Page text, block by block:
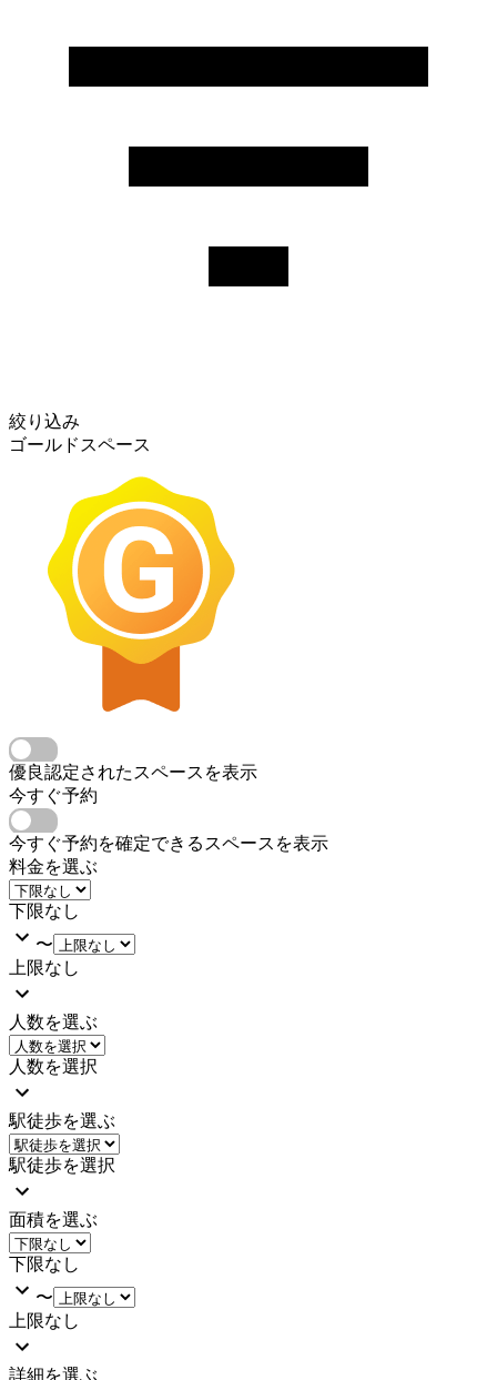
絞り込み
ゴールドスペース
優良認定されたスペースを表示
今すぐ予約
今すぐ予約を確定できるスペースを表示
料金を選ぶ
下限なし
〜
上限なし
人数を選ぶ
人数を選択
駅徒歩を選ぶ
駅徒歩を選択
面積を選ぶ
下限なし
〜
上限なし
詳細を選ぶ